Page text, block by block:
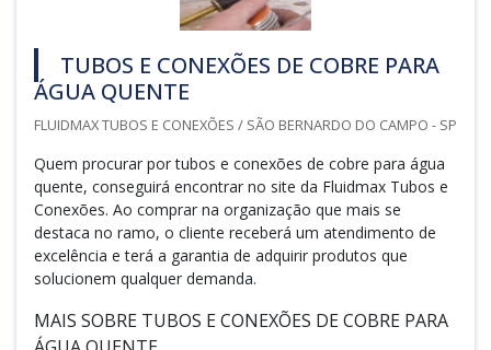
TUBOS E CONEXÕES DE COBRE PARA
ÁGUA QUENTE
FLUIDMAX TUBOS E CONEXÕES / SÃO BERNARDO DO CAMPO - SP
Quem procurar por tubos e conexões de cobre para água
quente, conseguirá encontrar no site da Fluidmax Tubos e
Conexões. Ao comprar na organização que mais se
destaca no ramo, o cliente receberá um atendimento de
excelência e terá a garantia de adquirir produtos que
solucionem qualquer demanda.
MAIS SOBRE TUBOS E CONEXÕES DE COBRE PARA